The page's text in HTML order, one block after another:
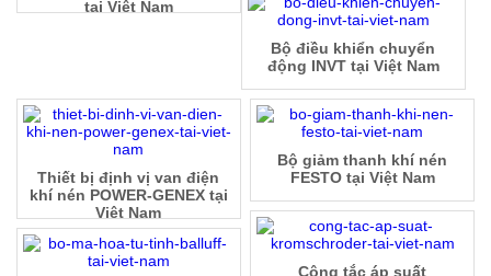
tại Việt Nam
Bộ điều khiển chuyển
động INVT tại Việt Nam
Bộ giảm thanh khí nén
FESTO tại Việt Nam
Thiết bị định vị van điện
khí nén POWER-GENEX tại
Việt Nam
Công tắc áp suất